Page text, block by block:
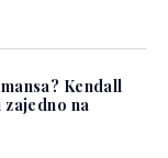
Kendall
zajedno na